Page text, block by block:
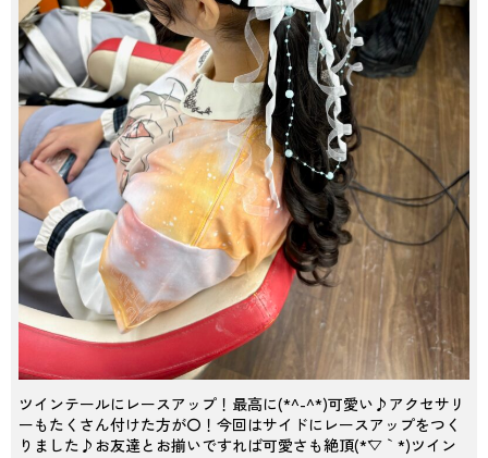
ツインテールにレースアップ！最高に(*^-^*)可愛い♪アクセサリ
ーもたくさん付けた方が〇！今回はサイドにレースアップをつく
りました♪お友達とお揃いですれば可愛さも絶頂(*´▽｀*)ツイン